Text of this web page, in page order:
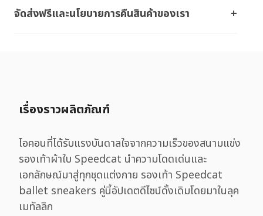
จัดส่งฟรีและนโยบายการคืนสินค้าของเรา
เรื่องราวผลิตภัณฑ์
ไอคอนที่ได้รับแรงบันดาลใจจากความเร็วของสนามแข่ง
รองเท้าผ้าใบ Speedcat นำความโดดเด่นและ
เอกลักษณ์มาสู่ทุกชุดแต่งกาย รองเท้า Speedcat
ballet sneakers คู่นี้อัปเดตดีไซน์ดั้งเดิมโดยมาในลุค
เมทัลลิก